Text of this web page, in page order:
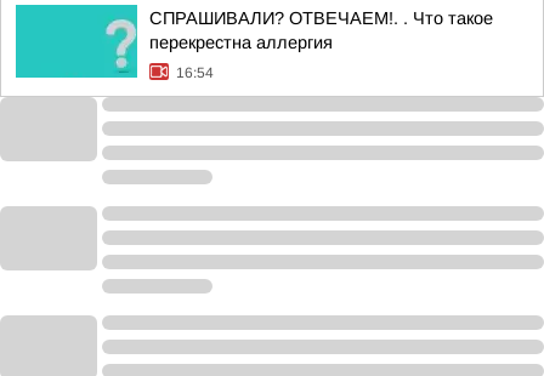
СПРАШИВАЛИ? ОТВЕЧАЕМ!. . Что такое
перекрестна аллергия
16:54